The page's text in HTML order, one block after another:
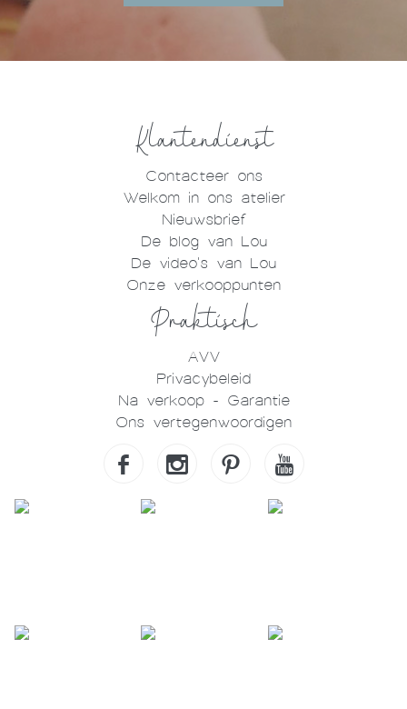
Klantendienst
Contacteer ons
Welkom in ons atelier
Nieuwsbrief
De blog van Lou
De video's van Lou
Onze verkooppunten
Praktisch
AVV
Privacybeleid
Na verkoop - Garantie
Ons vertegenwoordigen